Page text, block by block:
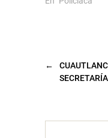
a
n
u
←